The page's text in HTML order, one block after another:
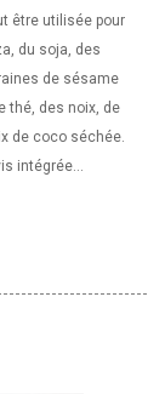
être utilisée pour
du soja, des
de sésame
thé, des noix, de
de coco séchée.
intégrée
les graines
d'olive, de